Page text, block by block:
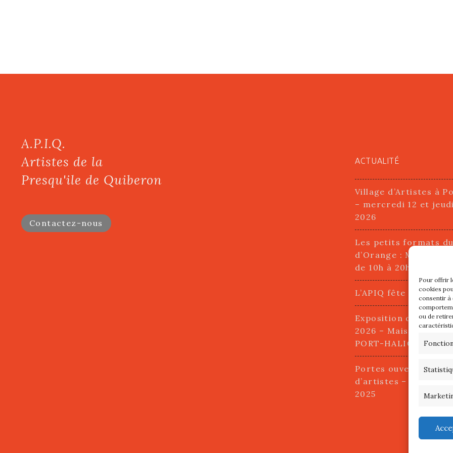
Pour offrir
cookies
consentir à
ou de
A.P.I.Q.
Artistes de la
Presqu'ile de Quiberon
Contactez-nous
ACTUALITÉ
Village d’Artistes à
– mercredi 12 et
2026
Les petits formats
d’Orange : Mercredi
de 10h à 20h
L’APIQ fête ses 10
Exposition du 20
2026 – Maison du
PORT-HALIGUEN –
Portes ouvertes des
d’artistes – 13 et 14
2025